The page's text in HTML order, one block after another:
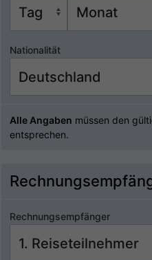
Nationalität
Alle Angaben müssen den
entsprechen.
Rechnungsempfänger